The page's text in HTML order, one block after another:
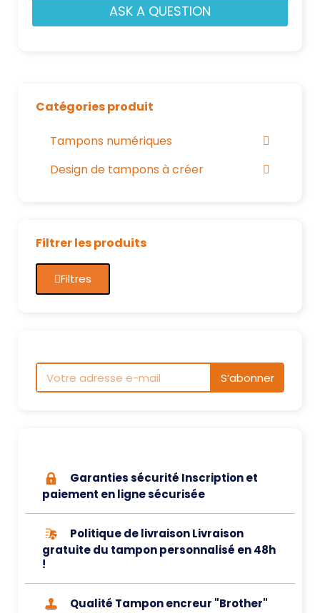
ASK A QUESTION
Catégories produit
Tampons numériques
Design de tampons à créer
Filtrer les produits
Filtres
S’abonner
Garanties sécurité Inscription et
paiement en ligne sécurisée
Politique de livraison Livraison
gratuite du tampon personnalisé en 48h
!
Qualité Tampon encreur "Brother"